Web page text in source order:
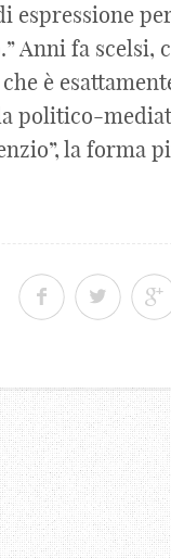
espressione
Anni fa scelsi,
è
politico-
la forma